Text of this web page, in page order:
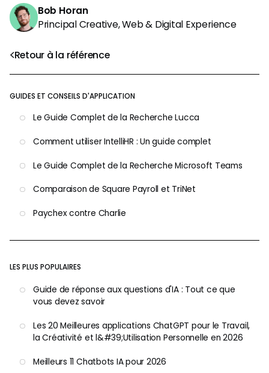
Retour à la référence
GUIDES ET CONSEILS D'APPLICATION
Le Guide Complet de la Recherche Lucca
Comment utiliser IntelliHR : Un guide complet
Le Guide Complet de la Recherche Microsoft Teams
Comparaison de Square Payroll et TriNet
Paychex contre Charlie
LES PLUS POPULAIRES
Guide de réponse aux questions d'IA : Tout ce que
vous devez savoir
Les 20 Meilleures applications ChatGPT pour le Travail,
la Créativité et l&#39;Utilisation Personnelle en 2026
Meilleurs 11 Chatbots IA pour 2026
Bob Horan
Principal Creative, Web & Digital Experience